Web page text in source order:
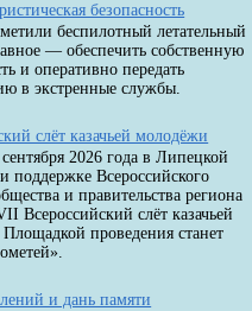
безопасность
беспилотный летательный
— обеспечить собственную
и оперативно передать
в экстренные службы.
слёт казачьей молодёжи
2026 года в Липецкой
поддержке Всероссийского
и правительства региона
Всероссийский слёт казачьей
проведения станет
и дань памяти